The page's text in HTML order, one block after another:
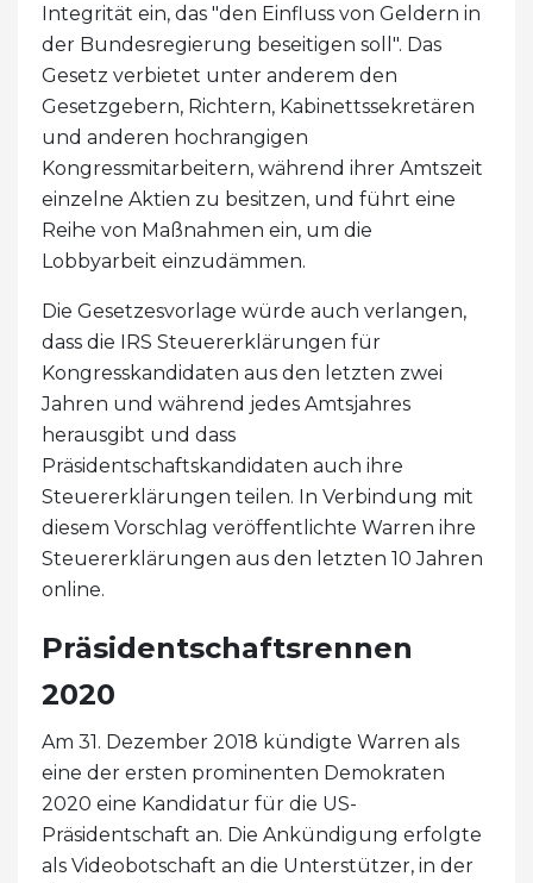
Integrität ein, das "den Einfluss von Geldern in
der Bundesregierung beseitigen soll". Das
Gesetz verbietet unter anderem den
Gesetzgebern, Richtern, Kabinettssekretären
und anderen hochrangigen
Kongressmitarbeitern, während ihrer Amtszeit
einzelne Aktien zu besitzen, und führt eine
Reihe von Maßnahmen ein, um die
Lobbyarbeit einzudämmen.
Die Gesetzesvorlage würde auch verlangen,
dass die IRS Steuererklärungen für
Kongresskandidaten aus den letzten zwei
Jahren und während jedes Amtsjahres
herausgibt und dass
Präsidentschaftskandidaten auch ihre
Steuererklärungen teilen. In Verbindung mit
diesem Vorschlag veröffentlichte Warren ihre
Steuererklärungen aus den letzten 10 Jahren
online.
Präsidentschaftsrennen
2020
Am 31. Dezember 2018 kündigte Warren als
eine der ersten prominenten Demokraten
2020 eine Kandidatur für die US-
Präsidentschaft an. Die Ankündigung erfolgte
als Videobotschaft an die Unterstützer, in der